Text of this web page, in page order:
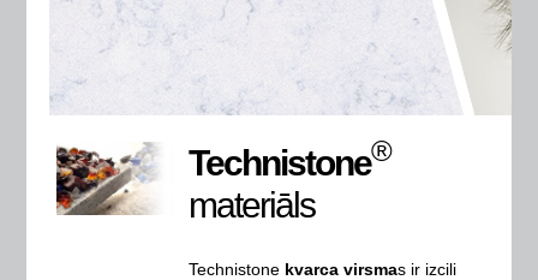
Technistone®
materiāls
Technistone kvarca virsmas ir izcili